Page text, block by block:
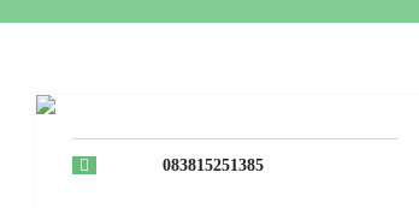
083815251385